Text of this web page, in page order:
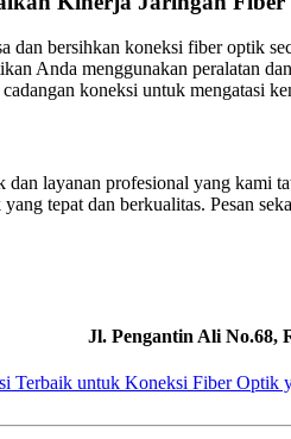
dan bersihkan koneksi fiber optik
Anda menggunakan peralatan
koneksi untuk mengatasi
layanan profesional yang kami
tepat dan berkualitas. Pesan
Jl. Pengantin Ali No.68,
Terbaik untuk Koneksi Fiber Optik